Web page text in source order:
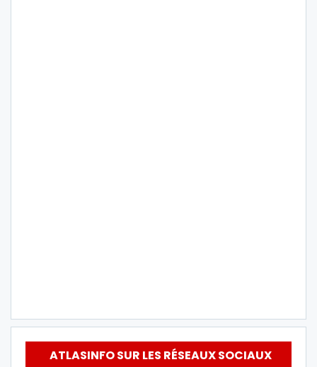
ATLASINFO SUR LES RÉSEAUX SOCIAUX